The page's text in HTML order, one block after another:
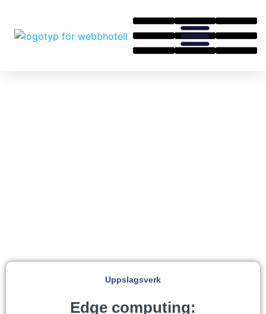
Uppslagsverk
Edge computing: